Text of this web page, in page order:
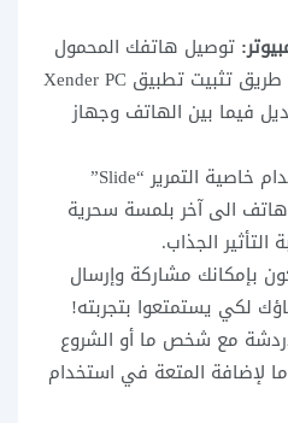
توصيل هاتفك المحمول
مع جهاز الكمبيوتر عن طريق تثبيت تطبيق Xender PC
فيما بين الهاتف وجهاز
باستخدام خاصية التمرير “Slide”
الى آخر بلمسة سحرية
الجذاب.
بإمكانك مشاركة وإرسال
مع شخص ما أو الشروع
المتعة في استخدام